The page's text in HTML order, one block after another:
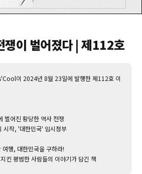
이 벌어졌다 | 제112호
이 2024년 8월 23일에 발행한 제112호 이
벌어진 황당한 역사 전쟁
시작, '대한민국' 임시정부
행, 대한민국을 구하라!
킨 평범한 사람들의 이야기가 담긴 책